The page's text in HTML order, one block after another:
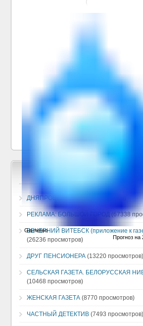
ДНЯПРОВЕЦ(130379 просмотров)
РЕКЛАМА: БОЛЬШОЙ ГОРОД (67338
ВЕЧЕРНИЙ ВИТЕБСК (приложение к
(26236 просмотров)
ДРУГ ПЕНСИОНЕРА (13220 просмотров)
СЕЛЬСКАЯ ГАЗЕТА. БЕЛОРУССКАЯ
(10468 просмотров)
ЖЕНСКАЯ ГАЗЕТА (8770 просмотров)
ЧАСТНЫЙ ДЕТЕКТИВ (7493 просмотров)